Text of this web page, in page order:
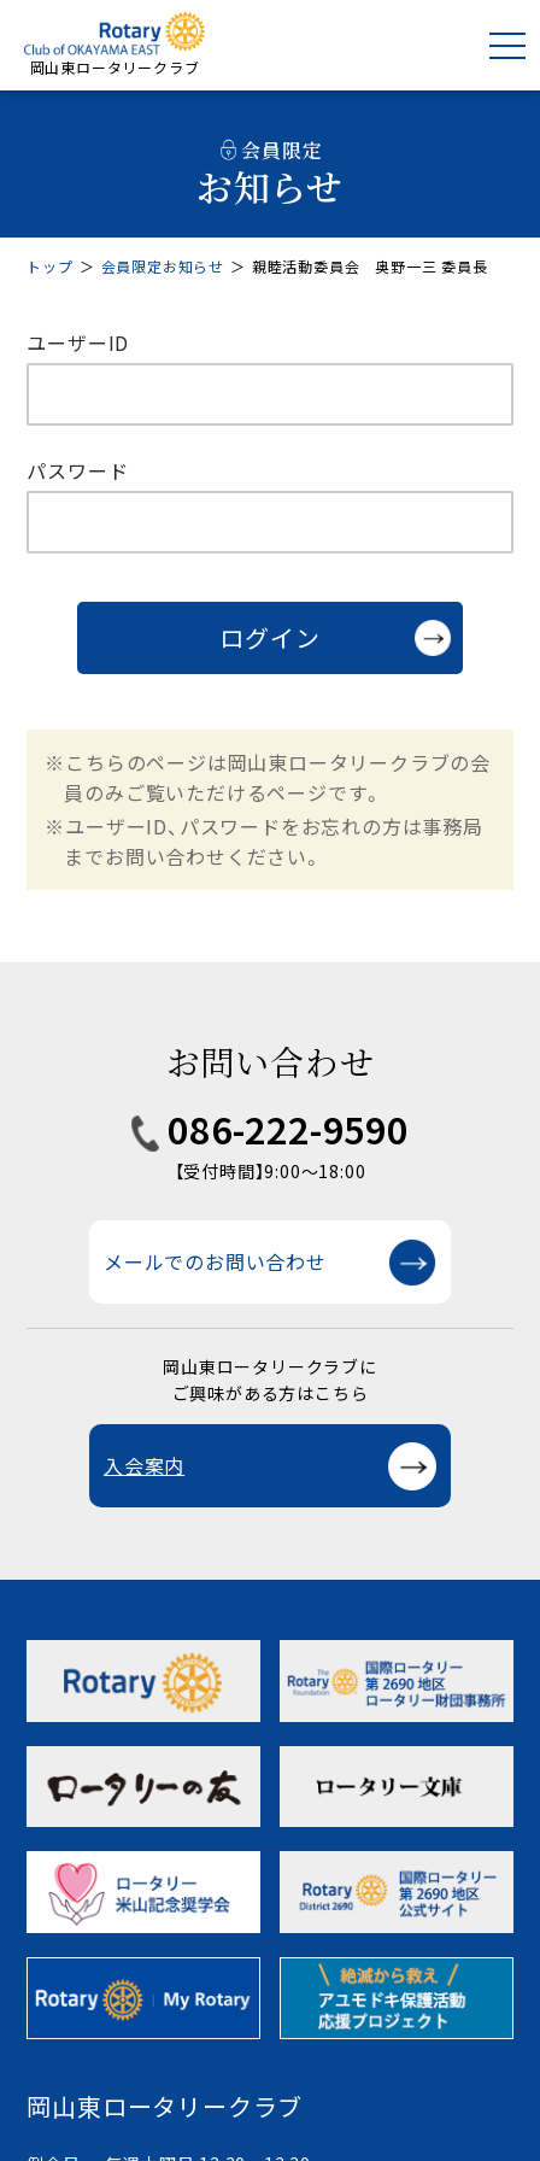
岡山東ロータリークラブ
会員限定
お知らせ
トップ ＞ 会員限定お知らせ ＞ 親睦活動委員会 奥野一三 委員長
ユーザーID
パスワード
※こちらのページは岡山東ロータリークラブの会
員のみご覧いただけるページです。
※ユーザーID、パスワードをお忘れの方は事務局
までお問い合わせください。
お問い合わせ
086-222-9590
【受付時間】9:00〜18:00
メールでのお問い合わせ
岡山東ロータリークラブに
ご興味がある方はこちら
入会案内
岡山東ロータリークラブ